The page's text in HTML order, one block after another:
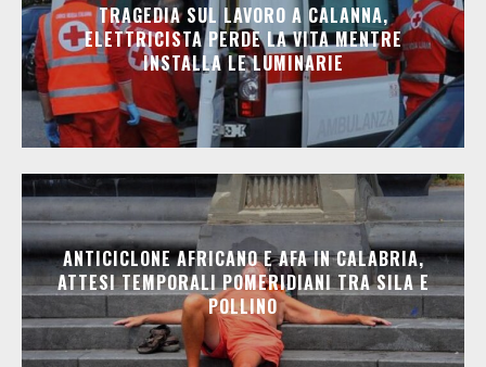
TRAGEDIA SUL LAVORO A CALANNA,
ELETTRICISTA PERDE LA VITA MENTRE
INSTALLA LE LUMINARIE
ANTICICLONE AFRICANO E AFA IN CALABRIA,
ATTESI TEMPORALI POMERIDIANI TRA SILA E
POLLINO